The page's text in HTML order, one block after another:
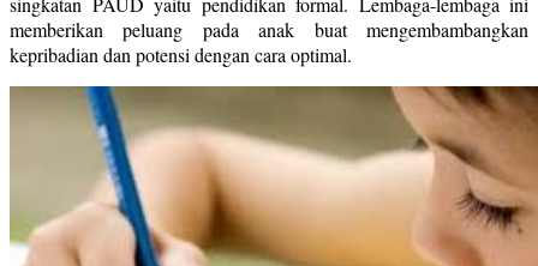
memberikan peluang pada anak buat mengembambangkan
kepribadian dan potensi dengan cara optimal.